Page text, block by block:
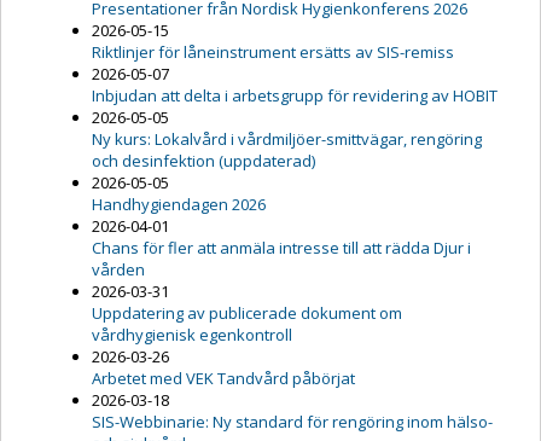
Presentationer från Nordisk Hygienkonferens 2026
2026-05-15
Riktlinjer för låneinstrument ersätts av SIS-remiss
2026-05-07
Inbjudan att delta i arbetsgrupp för revidering av HOBIT
2026-05-05
Ny kurs: Lokalvård i vårdmiljöer-smittvägar, rengöring
och desinfektion (uppdaterad)
2026-05-05
Handhygiendagen 2026
2026-04-01
Chans för fler att anmäla intresse till att rädda Djur i
vården
2026-03-31
Uppdatering av publicerade dokument om
vårdhygienisk egenkontroll
2026-03-26
Arbetet med VEK Tandvård påbörjat
2026-03-18
SIS-Webbinarie: Ny standard för rengöring inom hälso-